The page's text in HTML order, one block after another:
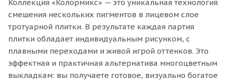
Коллекция «Колормикс» — это уникальная технология
смешения нескольких пигментов в лицевом слое
тротуарной плитки. В результате каждая партия
плитки обладает индивидуальным рисунком, с
плавными переходами и живой игрой оттенков. Это
эффектная и практичная альтернатива многоцветным
выкладкам: вы получаете готовое, визуально богатое